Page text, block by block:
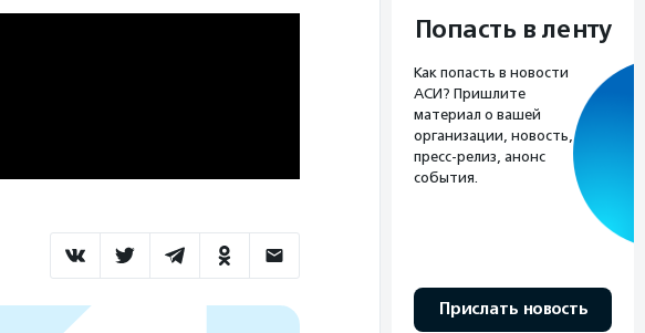
Попасть в ленту
Как попасть в новости
АСИ? Пришлите
материал о вашей
организации, новость,
пресс-релиз, анонс
события.
Прислать новость